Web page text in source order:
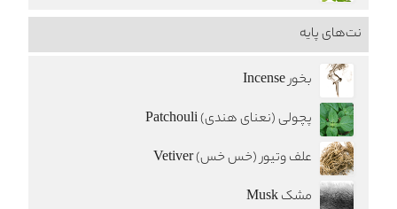
نت‌های پایه
بخور Incense
پچولی (نعنای هندی) Patchouli
علف وتیور (خس خس) Vetiver
مشک Musk